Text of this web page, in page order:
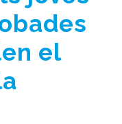
el